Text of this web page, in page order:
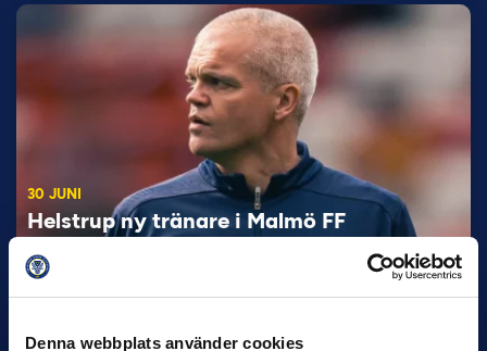
Denna webbplats använder cookies
30 JUNI
Helstrup ny tränare i Malmö FF
Inleder mot…